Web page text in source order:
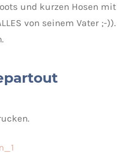
und kurzen Hosen mit
von seinem Vater ;-)).